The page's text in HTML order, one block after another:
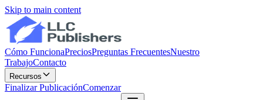
Skip to main content
Cómo FuncionaPreciosPreguntas FrecuentesNuestro
TrabajoContacto
Recursos
Finalizar PublicaciónComenzar